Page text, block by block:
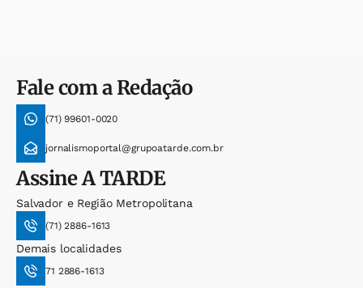
Fale com a Redação
(71) 99601-0020
jornalismoportal@grupoatarde.com.br
AssineA TARDE
Salvador e Região Metropolitana
(71) 2886-1613
Demais localidades
71 2886-1613